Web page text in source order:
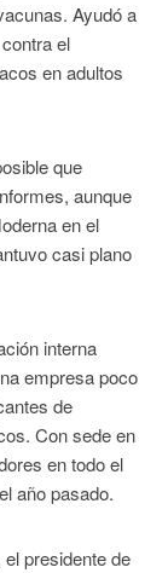
Ayudó a
el
en adultos
que
aunque
en el
casi plano
interna
empresa poco
de
Con sede en
en todo el
año pasado.
presidente de